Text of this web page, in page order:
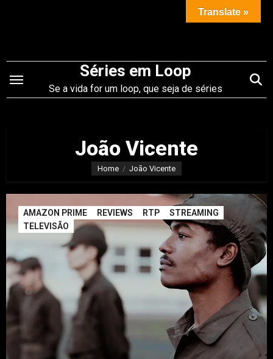
conteúdo
Séries em Loop
Se a vida for um loop, que seja de séries
João Vicente
Home João Vicente
AMAZON PRIME REVIEWS RTP
STREAMING
TELEVISÃO
Translate »